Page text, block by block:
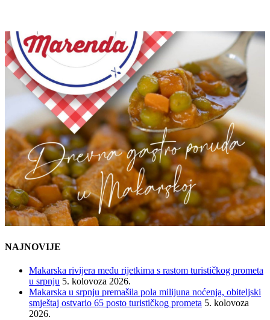
NAJNOVIJE
Makarska rivijera među rijetkima s rastom turističkog prometa
u srpnju 5. kolovoza 2026.
Makarska u srpnju premašila pola milijuna noćenja, obiteljski
smještaj ostvario 65 posto turističkog prometa 5. kolovoza
2026.